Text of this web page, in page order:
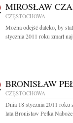
MIROSŁAW
CZĘSTOCHOWA
Można odejść daleko, by
stycznia 2011 roku zmarł
BRONISŁAW
CZĘSTOCHOWA
Dnia 18 stycznia 2011 roku
lata Bronisław Pełka